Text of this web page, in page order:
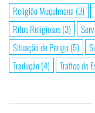
Religião Muçulmana (3)
Ritos Religiosos(3)
Situação de Perigo(5)
Tradução(4) Tráfico de